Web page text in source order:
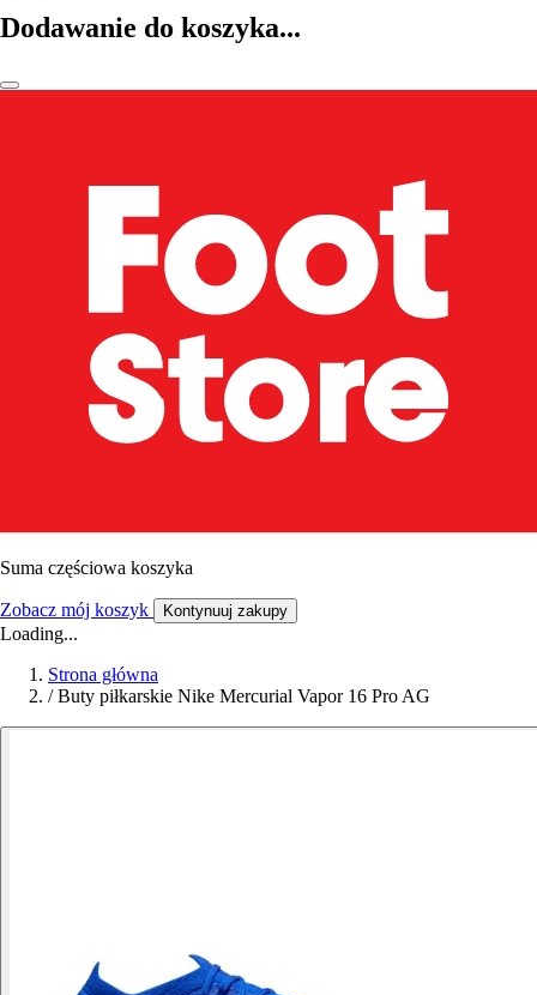
Dodawanie do koszyka...
Suma częściowa koszyka
Zobacz mój koszyk Kontynuuj zakupy
Loading...
Strona główna
/ Buty piłkarskie Nike Mercurial Vapor 16 Pro AG